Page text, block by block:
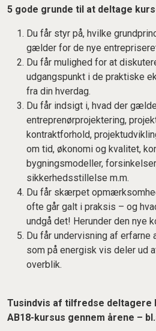
5 gode grunde til at deltage
Du får styr på, hvilke
gælder for de nye
Du får mulighed for at
udgangspunkt i de praktiske
fra din hverdag.
Du får indsigt i, hvad der
entreprenørprojektering,
kontraktforhold,
om tid, økonomi og kvalitet,
bygningsmodeller,
sikkerhedsstillelse m.m.
Du får skærpet
ofte går galt i praksis – og
undgå det! Herunder den nye
Du får undervisning af erfarne
som på energisk vis deler ud
overblik.
Tusindvis af tilfredse deltagere
AB18-kursus gennem årene –